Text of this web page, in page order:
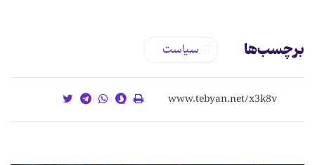
برچسب‌ها سیاست